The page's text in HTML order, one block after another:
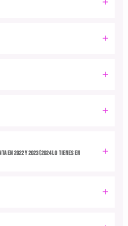
EN 2022 y 2023 (2024 LO TIENES EN